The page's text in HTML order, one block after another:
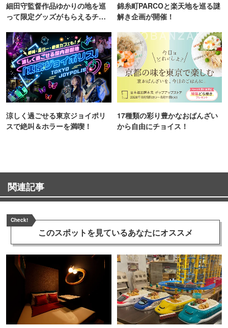
細田守監督作品ゆかりの地を巡
って限定グッズがもらえるチャ
錦糸町PARCOと楽天地を巡る謎
解き企画が開催！
涼しく過ごせる東京ジョイポリ
スで絶叫＆ホラーを満喫！
17種類の彩り豊かなおばんざい
から自由にチョイス！
関連記事
Check!
このスポットを見ているあなたにオススメ